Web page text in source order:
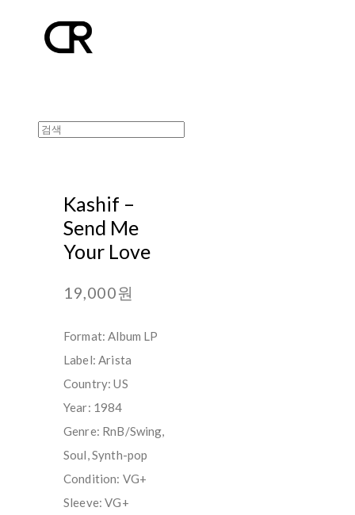
Kashif ‎–
Send Me
Your Love
19,000원
Format: Album LP
Label: Arista ‎
Country: US
Year: 1984
Genre: RnB/Swing,
Soul, Synth-pop
Condition: VG+
Sleeve: VG+